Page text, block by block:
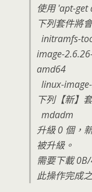
使用 'apt-get
下列套件將
initramfs-
image-
amd64
linux-
下列【新】
mdadm
升級 0 個，
被升級。
需要下載
此操作完成